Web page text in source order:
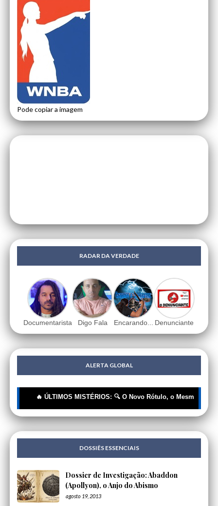
Pode copiar a imagem
RADAR DA VERDADE
Documentarista Digo Fala Encarando... Denunciante
ALERTA GLOBAL
🔥 ÚLTIMOS MISTÉRIOS: 🔍 O Novo Rótulo, o Mesmo
DOSSIÊS ESSENCIAIS
Dossier de Investigação: Abaddon
(Apollyon), o Anjo do Abismo
agosto 19, 2013